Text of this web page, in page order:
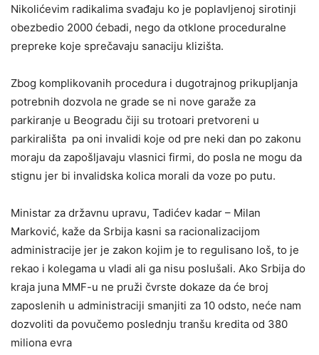
Nikolićevim radikalima svađaju ko je poplavljenoj sirotinji
obezbedio 2000 ćebadi, nego da otklone proceduralne
prepreke koje sprečavaju sanaciju klizišta.
Zbog komplikovanih procedura i dugotrajnog prikupljanja
potrebnih dozvola ne grade se ni nove garaže za
parkiranje u Beogradu čiji su trotoari pretvoreni u
parkirališta pa oni invalidi koje od pre neki dan po zakonu
moraju da zapošljavaju vlasnici firmi, do posla ne mogu da
stignu jer bi invalidska kolica morali da voze po putu.
Ministar za državnu upravu, Tadićev kadar – Milan
Marković, kaže da Srbija kasni sa racionalizacijom
administracije jer je zakon kojim je to regulisano loš, to je
rekao i kolegama u vladi ali ga nisu poslušali. Ako Srbija do
kraja juna MMF-u ne pruži čvrste dokaze da će broj
zaposlenih u administraciji smanjiti za 10 odsto, neće nam
dozvoliti da povučemo poslednju tranšu kredita od 380
miliona evra